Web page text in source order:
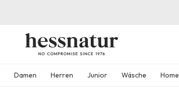
Damen Herren Junior Wäsche Home